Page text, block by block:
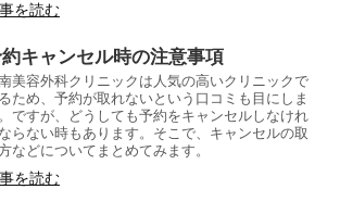
を読む
キャンセル時の注意事項
美容外科クリニックは人気の高いクリニックで
ため、予約が取れないという口コミも目にしま
ですが、どうしても予約をキャンセルしなけれ
らない時もあります。そこで、キャンセルの取
などについてまとめてみます。
を読む